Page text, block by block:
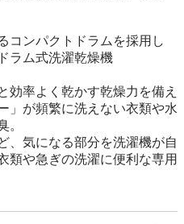
コンパクトドラムを採用し
ラム式洗濯乾燥機
効率よく乾かす乾燥力を備え
」が頻繁に洗えない衣類や水
。
、気になる部分を洗濯機が自
類や急ぎの洗濯に便利な専用